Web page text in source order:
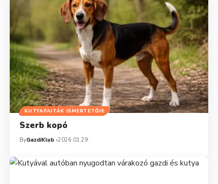
KUTYAFAJTÁK ISMERTETŐJE
Szerb kopó
ByGazdiKlub 2026.01.29.